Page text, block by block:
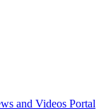
and Videos Portal